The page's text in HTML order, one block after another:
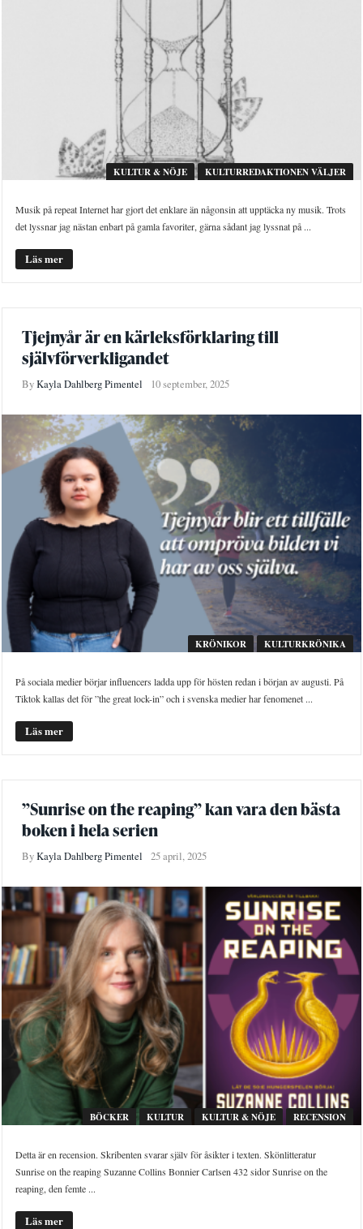
KULTUR & NÖJE KULTURREDAKTIONEN VÄLJER
Musik på repeat Internet har gjort det enklare än någonsin att upptäcka ny musik. Trots
det lyssnar jag nästan enbart på gamla favoriter, gärna sådant jag lyssnat på ...
Läs mer
Tjejnyår är en kärleksförklaring till
självförverkligandet
ByKayla Dahlberg Pimentel 10 september, 2025
KRÖNIKOR KULTURKRÖNIKA
På sociala medier börjar influencers ladda upp för hösten redan i början av augusti. På
Tiktok kallas det för ”the great lock-in” och i svenska medier har fenomenet ...
Läs mer
”Sunrise on the reaping” kan vara den bästa
boken i hela serien
ByKayla Dahlberg Pimentel 25 april, 2025
BÖCKER KULTUR KULTUR & NÖJE RECENSION
Detta är en recension. Skribenten svarar själv för åsikter i texten. Skönlitteratur
Sunrise on the reaping Suzanne Collins Bonnier Carlsen 432 sidor Sunrise on the
reaping, den femte ...
Läs mer